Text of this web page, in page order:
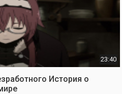
23:40
История о